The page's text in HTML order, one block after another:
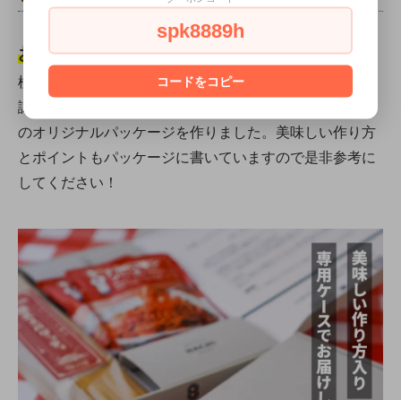
お試ししやすいパッケージと価格
極太スパゲッティとHACHIのナポリタンソースをぜひお
試しいただきたいという思いで今回はポスト投函タイプ
のオリジナルパッケージを作りました。美味しい作り方
とポイントもパッケージに書いていますので是非参考に
してください！
spk8889h
コードをコピー